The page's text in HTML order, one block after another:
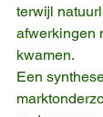
terwijl
afwerkingen
kwamen.
Een